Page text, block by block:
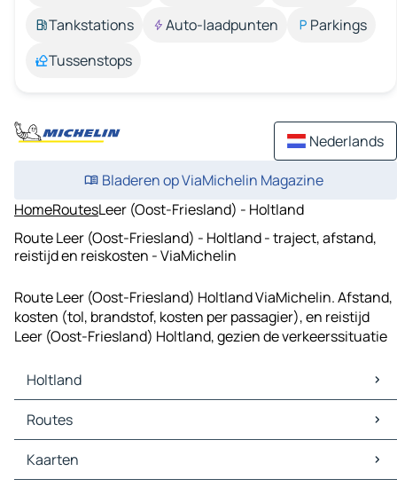
Tankstations
Auto-laadpunten
Parkings
Tussenstops
Nederlands
Bladeren op ViaMichelin Magazine
HomeRoutesLeer (Oost-Friesland) - Holtland
Route Leer (Oost-Friesland) - Holtland - traject, afstand,
reistijd en reiskosten - ViaMichelin
Route Leer (Oost-Friesland) Holtland ViaMichelin. Afstand,
kosten (tol, brandstof, kosten per passagier), en reistijd
Leer (Oost-Friesland) Holtland, gezien de verkeerssituatie
Holtland
Holtland Kaarten
Holtland Verkeer
Holtland Hotels
Holtland Restaurants
Routes
Routes Holtland - Leer (Oost-Friesland)
Routes Holtland - Warsingsfehn
Kaarten